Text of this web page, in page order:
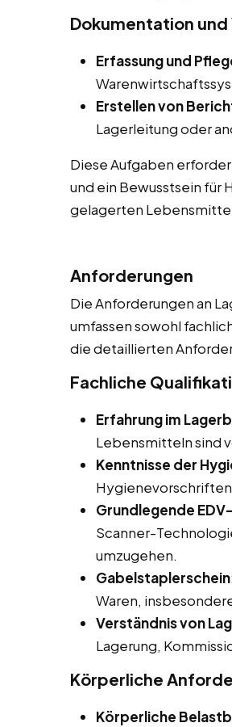
Dokumentation
Erfassung und
Erstellen von
Lagerleitung oder
Diese Aufgaben
und ein Bewusstsein für
gelagerten
Anforderungen
Die Anforderungen an
umfassen sowohl
die detaillierten
Fachliche
Erfahrung im
Lebensmitteln sind
Kenntnisse der
Grundlegende
Scanner-
umzugehen.
Gabelstaplerschein
Waren,
Verständnis von
Lagerung,
Körperliche
Körperliche